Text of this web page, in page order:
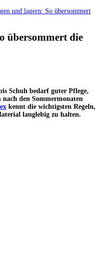
und lagern: So übersommert
übersommert die
Schuh bedarf guter Pflege,
den Sommermonaten
kennt die wichtigsten Regeln,
langlebig zu halten.